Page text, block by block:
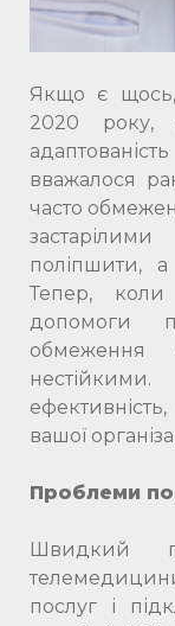
Якщо є щось,
2020 року,
вважалося
часто
поліпшити, а
Тепер,
допомоги
обмеження
вашої
Проблеми
Швидкий
послуг і